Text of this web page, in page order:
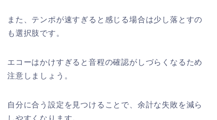
また、テンポが速すぎると感じる場合は少し落とすの
も選択肢です。
エコーはかけすぎると音程の確認がしづらくなるため
注意しましょう。
自分に合う設定を見つけることで、余計な失敗を減ら
しやすくなります。